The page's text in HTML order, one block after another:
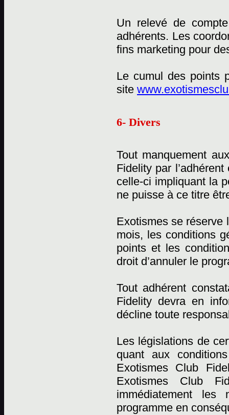
Un relevé de
adhérents. Les
fins marketing pour
Le cumul des points
site
6- Divers
Tout manquement
Fidelity par
celle-ci impliquant la
ne puisse à ce titre
Exotismes se réserve
mois, les conditions
points et les
droit d’annuler le
Tout adhérent
Fidelity devra en
décline toute
Les législations de
quant aux
Exotismes Club
Exotismes Club
immédiatement
programme en